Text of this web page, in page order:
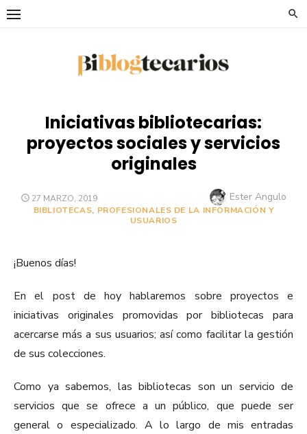
Saltar
Iniciativas bibliotecarias:
proyectos sociales y servicios
originales
PUBLICADO
EL
27 MARZO, 2019 Autor
Ester Angulo
BIBLIOTECAS, PROFESIONALES DE LA INFORMACIÓN Y
USUARIOS
¡Buenos días!
En el post de hoy hablaremos sobre proyectos e
iniciativas originales promovidas porbibliotecas para
acercarse más a sus usuarios; así como facilitar la gestión
de sus colecciones.
Como ya sabemos, las bibliotecas son un servicio de
servicios que se ofrece a un público, que puede ser
general o especializado. A lo largo de mis entradas